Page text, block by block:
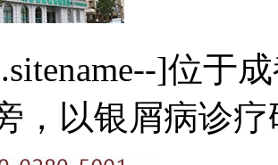
]位于
，以银屑病诊